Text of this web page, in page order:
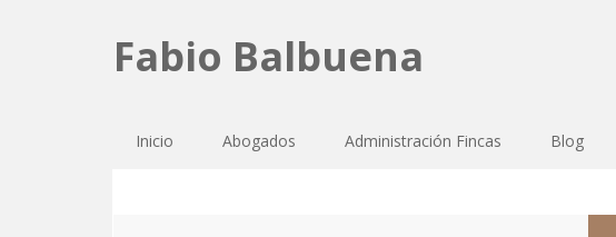
Fabio Balbuena
Inicio Abogados Administración Fincas Blog